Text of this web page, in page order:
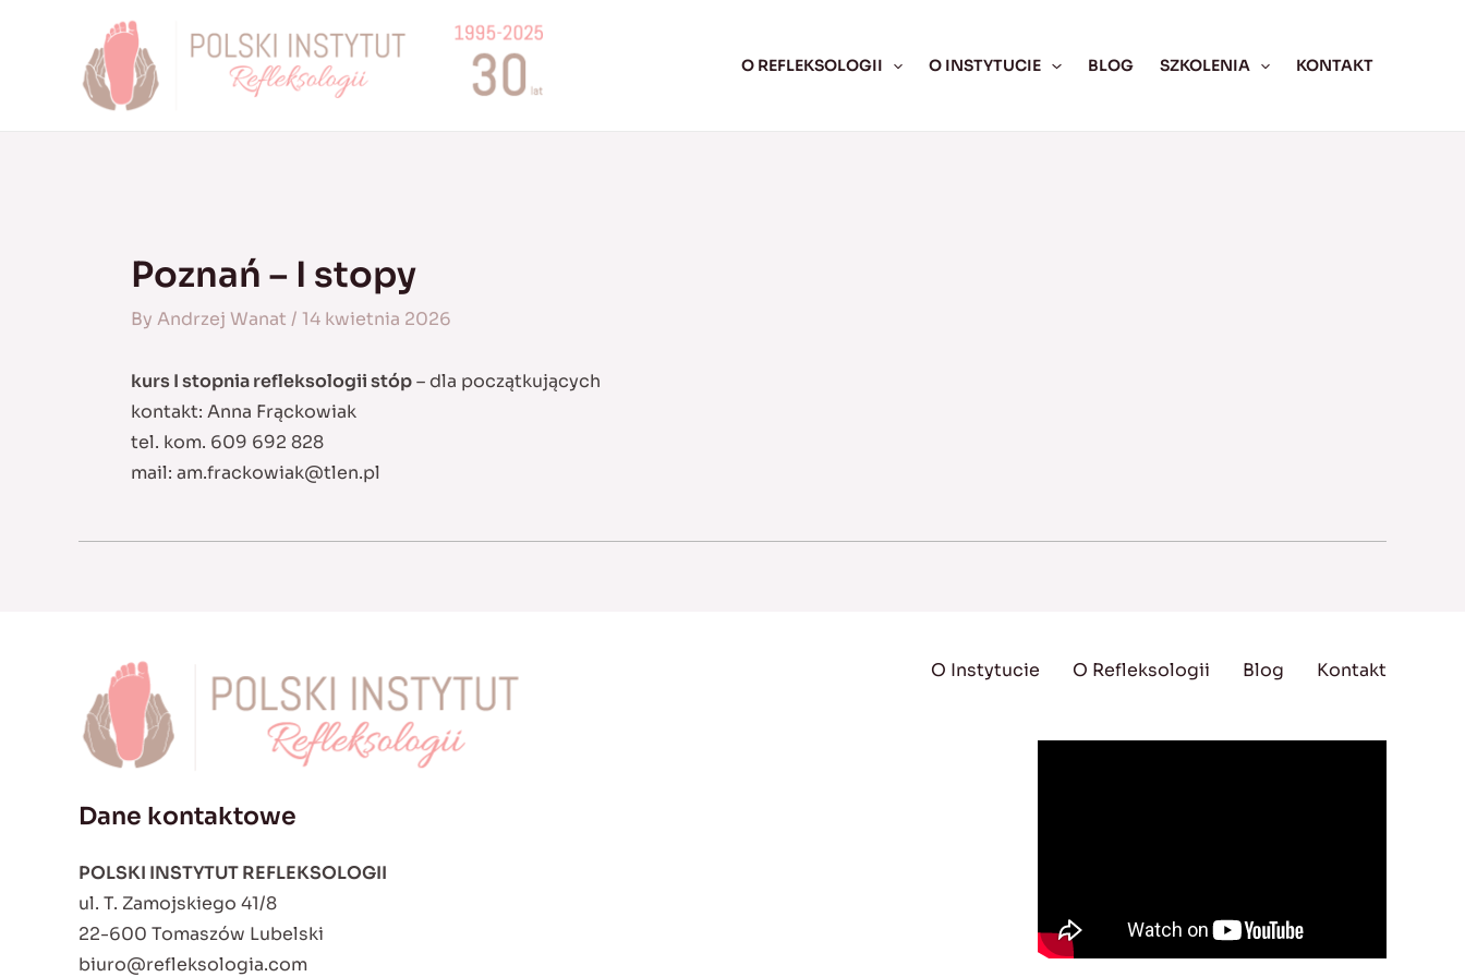
O REFLEKSOLOGII O INSTYTUCIE BLOG SZKOLENIA KONTAKT
Poznań – I stopy
By Andrzej Wanat / 14 kwietnia 2026
kurs I stopnia refleksologii stóp– dla początkujących
kontakt: Anna Frąckowiak
tel. kom. 609 692 828
mail: am.frackowiak@tlen.pl
Dane kontaktowe
POLSKI INSTYTUT REFLEKSOLOGII
ul. T. Zamojskiego 41/8
22-600 Tomaszów Lubelski
biuro@refleksologia.com
O Instytucie O Refleksologii Blog Kontakt